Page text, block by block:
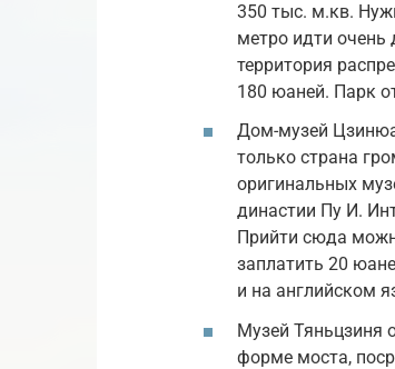
350 тыс. м.кв.
метро идти очень
территория
180 юаней. Парк
Дом-музей
только страна
оригинальных
династии Пу И.
Прийти сюда
заплатить 20
и на английском
Музей Тяньцзиня
форме моста,